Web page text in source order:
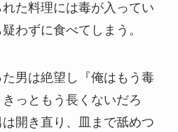
た料理には毒が入ってい
わずに食べてしまう。
男は絶望し『俺はもう毒
っともう長くないだろ
開き直り、皿まで舐めつ